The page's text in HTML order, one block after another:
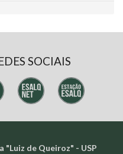
SOCIAIS
"Luiz de Queiroz" - USP